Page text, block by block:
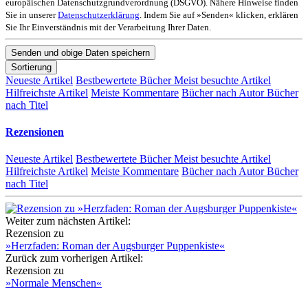
europäischen Datenschutzgrundverordnung (DSGVO). Nähere Hinweise finden
Sie in unsererDatenschutzerklärung . Indem Sie auf »Senden« klicken, erklären
Sie Ihr Einverständnis mit der Verarbeitung Ihrer Daten.
Sortierung
Neueste Artikel Bestbewertete BücherMeist besuchte Artikel
Hilfreichste Artikel Meiste Kommentare Bücher nach AutorBücher
nach Titel
Rezensionen
Neueste Artikel Bestbewertete BücherMeist besuchte Artikel
Hilfreichste Artikel Meiste Kommentare Bücher nach AutorBücher
nach Titel
Weiter zum nächsten Artikel:
Rezension zu
»Herzfaden: Roman der Augsburger Puppenkiste«
Zurück zum vorherigen Artikel:
Rezension zu
»Normale Menschen«